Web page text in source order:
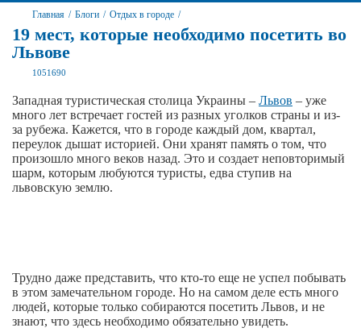
Главная / Блоги / Отдых в городе /
19 мест, которые необходимо посетить во
Львове
1051690
Западная туристическая столица Украины – Львов – уже
много лет встречает гостей из разных уголков страны и из-
за рубежа. Кажется, что в городе каждый дом, квартал,
переулок дышат историей. Они хранят память о том, что
произошло много веков назад. Это и создает неповторимый
шарм, которым любуются туристы, едва ступив на
львовскую землю.
Трудно даже представить, что кто-то еще не успел побывать
в этом замечательном городе. Но на самом деле есть много
людей, которые только собираются посетить Львов, и не
знают, что здесь необходимо обязательно увидеть.